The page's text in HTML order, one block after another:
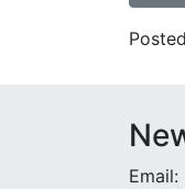
Email: